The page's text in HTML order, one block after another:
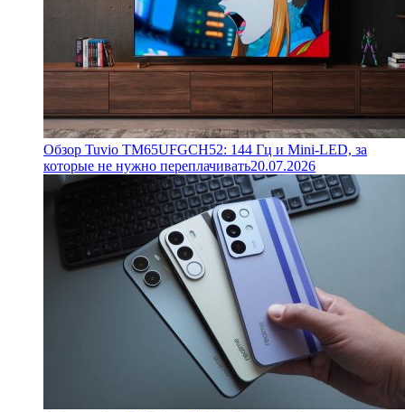
Обзор Tuvio TM65UFGCH52: 144 Гц и Mini-LED, за
которые не нужно переплачивать20.07.2026